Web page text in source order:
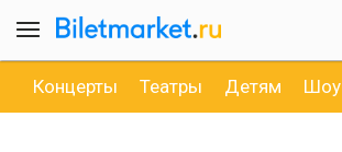
Концерты Театры Детям Шоу